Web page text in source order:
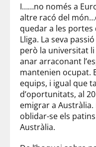
I……no només a
altre racó del
quedar a les portes
Lliga. La seva
però la universitat li
anar arraconant
mantenien ocupat.
equips, i igual que
d’oportunitats, al
emigrar a
oblidar-se els
Austràlia.